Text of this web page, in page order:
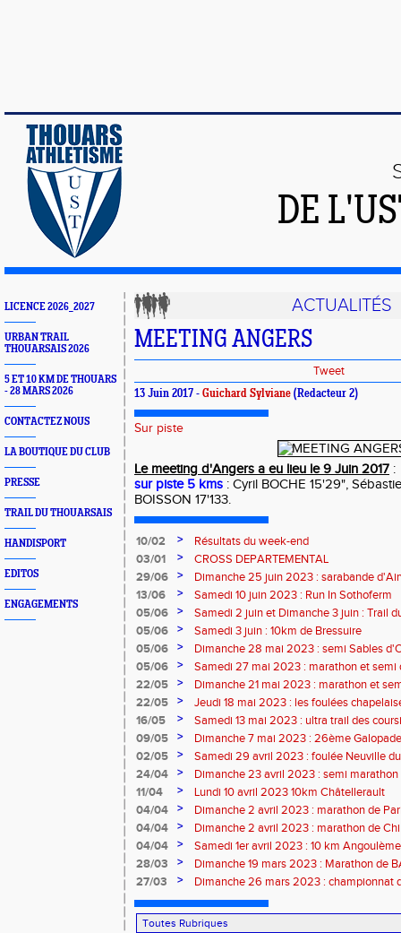
DE
LICENCE 2026_2027
URBAN TRAIL
THOUARSAIS 2026
5 ET 10 KM DE THOUARS
- 28 MARS 2026
CONTACTEZ NOUS
LA BOUTIQUE DU CLUB
PRESSE
TRAIL DU THOUARSAIS
HANDISPORT
EDITOS
ENGAGEMENTS
ACTUALITÉS
MEETING ANGERS
Tweet
13 Juin 2017 - Guichard Sylviane (Redacteur 2)
Sur piste
Le meeting d'Angers a eu lieu le 9 Juin 2017 :
sur piste 5 kms : Cyril BOCHE 15'29",
BOISSON 17'133.
10/02 >
Résultats du week-end
03/01
>
CROSS DEPARTEMENTAL
29/06
>
Dimanche 25 juin 2023 : sarabande
13/06
>
Samedi 10 juin 2023 : Run In Sothoferm
05/06
>
Samedi 2 juin et Dimanche 3 juin : Trail
Velay
05/06 >
Samedi 3 juin : 10km de Bressuire
05/06
>
Dimanche 28 mai 2023 : semi Sables
05/06
>
Samedi 27 mai 2023 : marathon et semi
22/05
>
Dimanche 21 mai 2023 : marathon et
22/05
>
Jeudi 18 mai 2023 : les foulées
16/05
>
Samedi 13 mai 2023 : ultra trail des
09/05
>
Dimanche 7 mai 2023 : 26ème
02/05
>
Samedi 29 avril 2023 : foulée Neuville
24/04
>
Dimanche 23 avril 2023 : semi marathon
11/04
>
Lundi 10 avril 2023 10km Châtellerault
04/04
>
Dimanche 2 avril 2023 : marathon de
04/04
>
Dimanche 2 avril 2023 : marathon de
04/04
>
Samedi 1er avril 2023 : 10 km Angoulème
28/03
>
Dimanche 19 mars 2023 : Marathon de
27/03
> Dimanche 26 mars 2023 : championnat